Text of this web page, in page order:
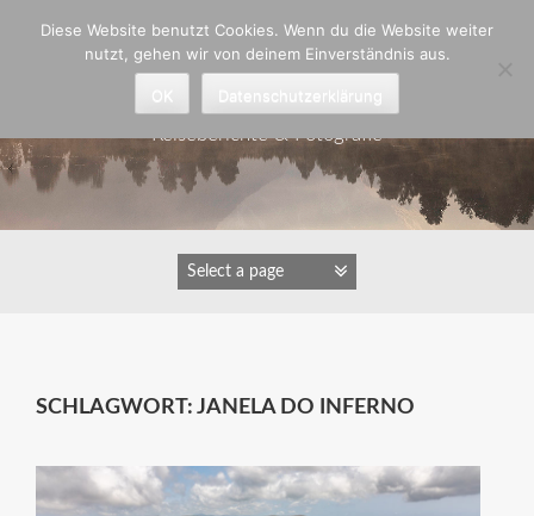
Astrid Padberg
Reiseberichte & Fotografie
SCHLAGWORT: JANELA DO INFERNO
Diese Website benutzt Cookies. Wenn du die Website weiter
nutzt, gehen wir von deinem Einverständnis aus.